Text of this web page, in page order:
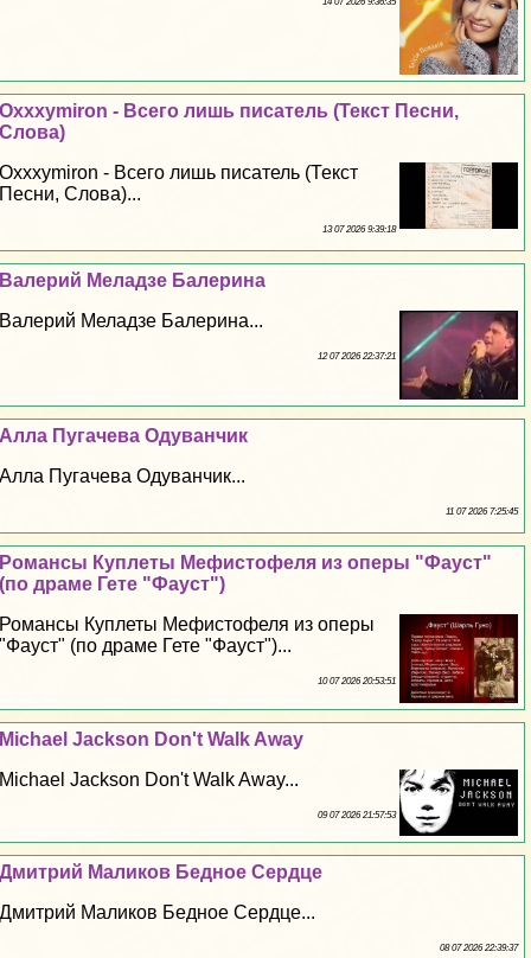
Oxxxymiron - Всего лишь писатель (Текст Песни,
Слова)
Oxxxymiron - Всего лишь писатель (Текст
Песни, Слова)...
13 07 2026 9:39:18
Валерий Меладзе Балерина
Валерий Меладзе Балерина...
12 07 2026 22:37:21
Алла Пугачева Одуванчик
Алла Пугачева Одуванчик...
11 07 2026 7:25:45
Романсы Куплеты Мефистофеля из оперы "Фауст"
(по драме Гете "Фауст")
Романсы Куплеты Мефистофеля из оперы
"Фауст" (по драме Гете "Фауст")...
10 07 2026 20:53:51
Michael Jackson Don't Walk Away
Michael Jackson Don't Walk Away...
09 07 2026 21:57:53
Дмитрий Маликов Бедное Сердце
Дмитрий Маликов Бедное Сердце...
08 07 2026 22:39:37